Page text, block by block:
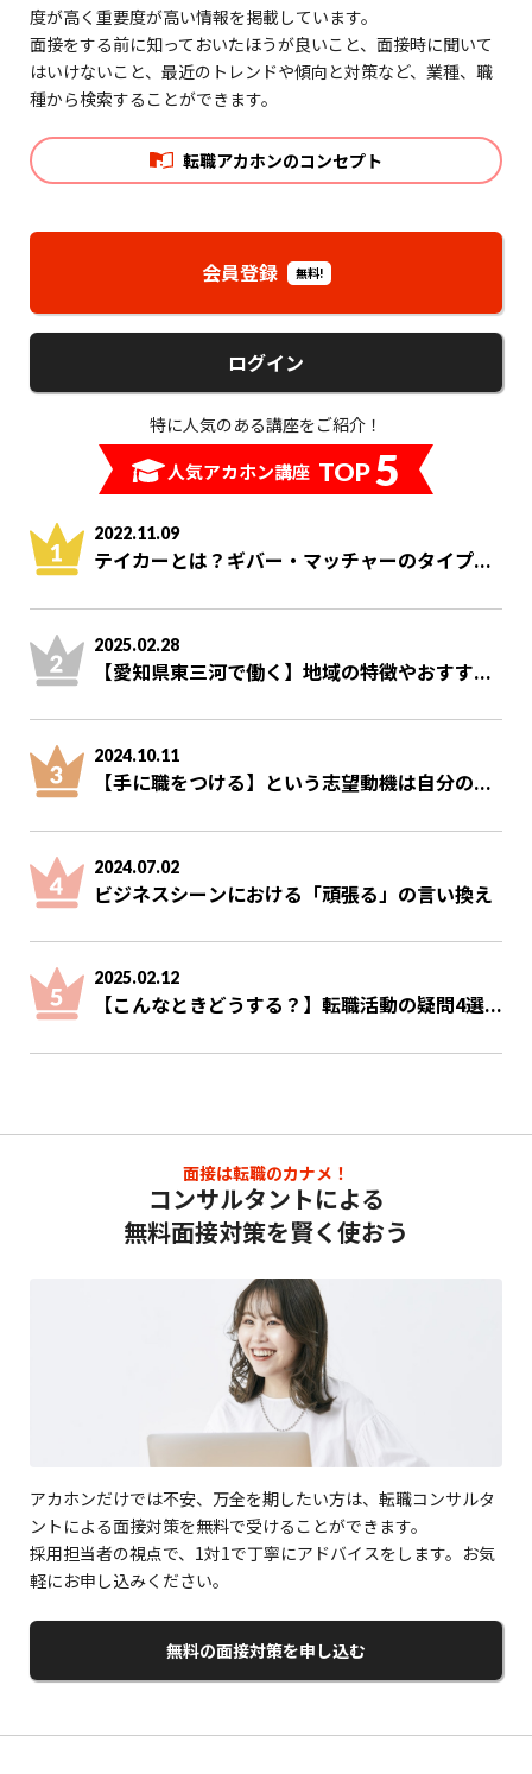
度が高く重要度が高い情報を掲載しています。
面接をする前に知っておいたほうが良いこと、面接時に聞いて
はいけないこと、最近のトレンドや傾向と対策など、業種、職
種から検索することができます。
転職アカホンのコンセプト
会員登録 無料!
ログイン
特に人気のある講座をご紹介！
人気アカホン講座 TOP5
2022.11.09
テイカーとは？ギバー・マッチャーのタイプ...
2025.02.28
【愛知県東三河で働く】地域の特徴やおすす...
2024.10.11
【手に職をつける】という志望動機は自分の...
2024.07.02
ビジネスシーンにおける「頑張る」の言い換え
2025.02.12
【こんなときどうする？】転職活動の疑問4選...
面接は転職のカナメ！
コンサルタントによる
無料面接対策を賢く使おう
アカホンだけでは不安、万全を期したい方は、転職コンサルタ
ントによる面接対策を無料で受けることができます。
採用担当者の視点で、1対1で丁寧にアドバイスをします。お気
軽にお申し込みください。
無料の面接対策を申し込む